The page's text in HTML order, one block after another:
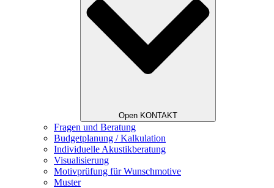
Open KONTAKT
Fragen und Beratung
Budgetplanung / Kalkulation
Individuelle Akustikberatung
Visualisierung
Motivprüfung für Wunschmotive
Muster